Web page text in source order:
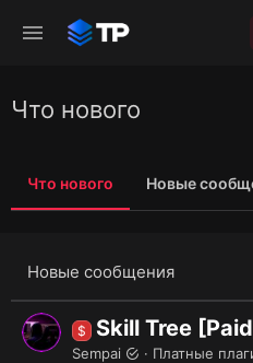
Что нового
Что нового Новые
Новые сообщения
$ Skill Tree
Sempai
Платные